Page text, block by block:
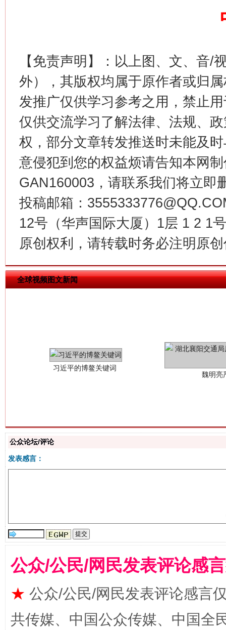
【免责声明】：以上图、文、音/
外），其版权均属于原作者或归
发推广仅供学习参考之用，禁止
仅供交流学习了解法律、法规、
权，部分文章转发推送时未能及
意侵犯到您的权益烦请告知本网
GAN160003，请联系我们将立即
投稿邮箱：
12号（华声国际大厦）1层 1 2 1
原创权利，请转载时务必注明原
全球视频图文新闻
在谋一域中谋全局
今
公众论坛/评论
发表感言：
公众/公民/网民发表评论感
★ 公众/公民/网民发表评论感言
共传媒、中国公众传媒、中国全